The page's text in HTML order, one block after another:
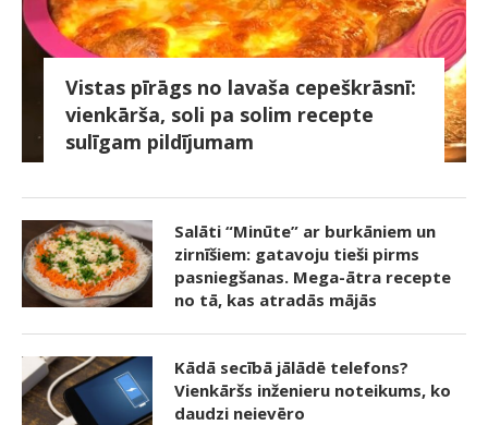
Vistas pīrāgs no lavaša cepeškrāsnī:
vienkārša, soli pa solim recepte
sulīgam pildījumam
Salāti “Minūte” ar burkāniem un
zirnīšiem: gatavoju tieši pirms
pasniegšanas. Mega-ātra recepte
no tā, kas atradās mājās
Kādā secībā jālādē telefons?
Vienkāršs inženieru noteikums, ko
daudzi neievēro